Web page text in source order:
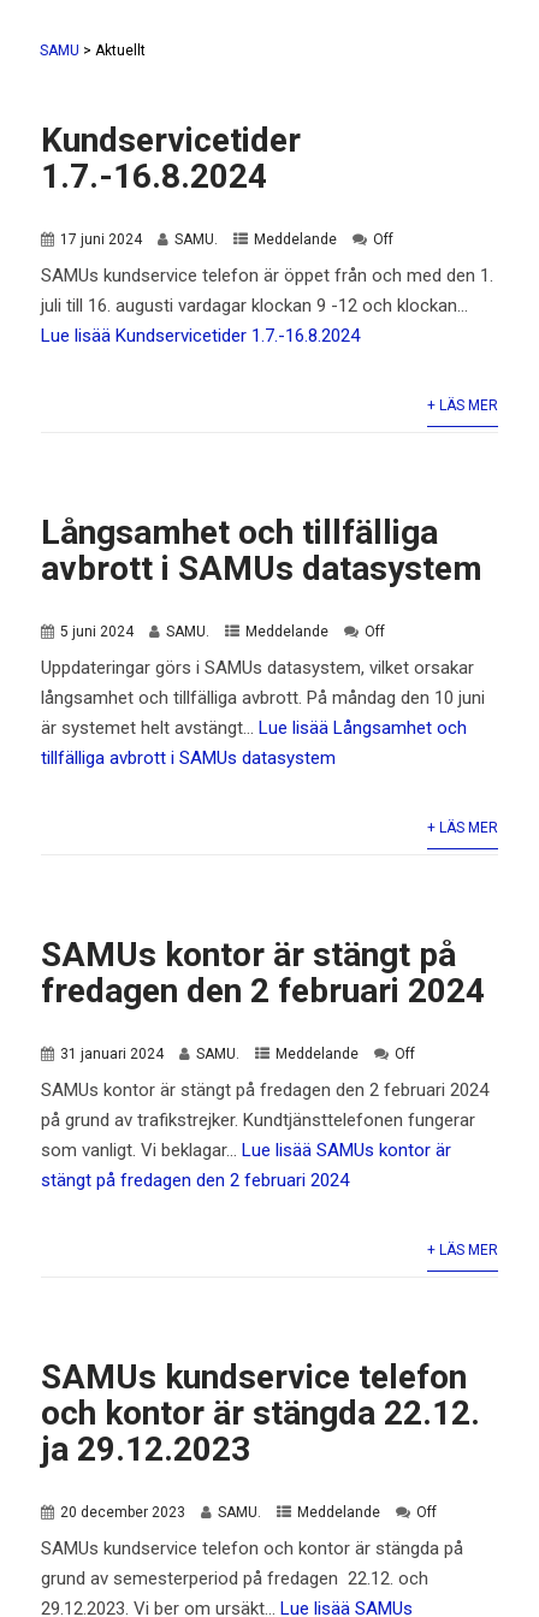
SAMU >Aktuellt
Kundservicetider
1.7.-16.8.2024
17 juni 2024 SAMU. Meddelande Off
SAMUs kundservice telefon är öppet från och med den 1.
juli till 16. augusti vardagar klockan 9 -12 och klockan…
Lue lisää Kundservicetider 1.7.-16.8.2024
+ LÄS MER
Långsamhet och tillfälliga
avbrott i SAMUs datasystem
5 juni 2024 SAMU. Meddelande Off
Uppdateringar görs i SAMUs datasystem, vilket orsakar
långsamhet och tillfälliga avbrott. På måndag den 10 juni
är systemet helt avstängt…Lue lisää Långsamhet och
tillfälliga avbrott i SAMUs datasystem
+ LÄS MER
SAMUs kontor är stängt på
fredagen den 2 februari 2024
31 januari 2024 SAMU. Meddelande Off
SAMUs kontor är stängt på fredagen den 2 februari 2024
på grund av trafikstrejker. Kundtjänsttelefonen fungerar
som vanligt. Vi beklagar…Lue lisää SAMUs kontor är
stängt på fredagen den 2 februari 2024
+ LÄS MER
SAMUs kundservice telefon
och kontor är stängda 22.12.
ja 29.12.2023
20 december 2023 SAMU. Meddelande Off
SAMUs kundservice telefon och kontor är stängda på
grund av semesterperiod på fredagen 22.12. och
29.12.2023. Vi ber om ursäkt… Lue lisää SAMUs